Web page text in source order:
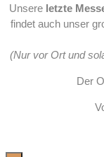
Unsere letzte
findet auch unser
(Nur vor Ort und
Der